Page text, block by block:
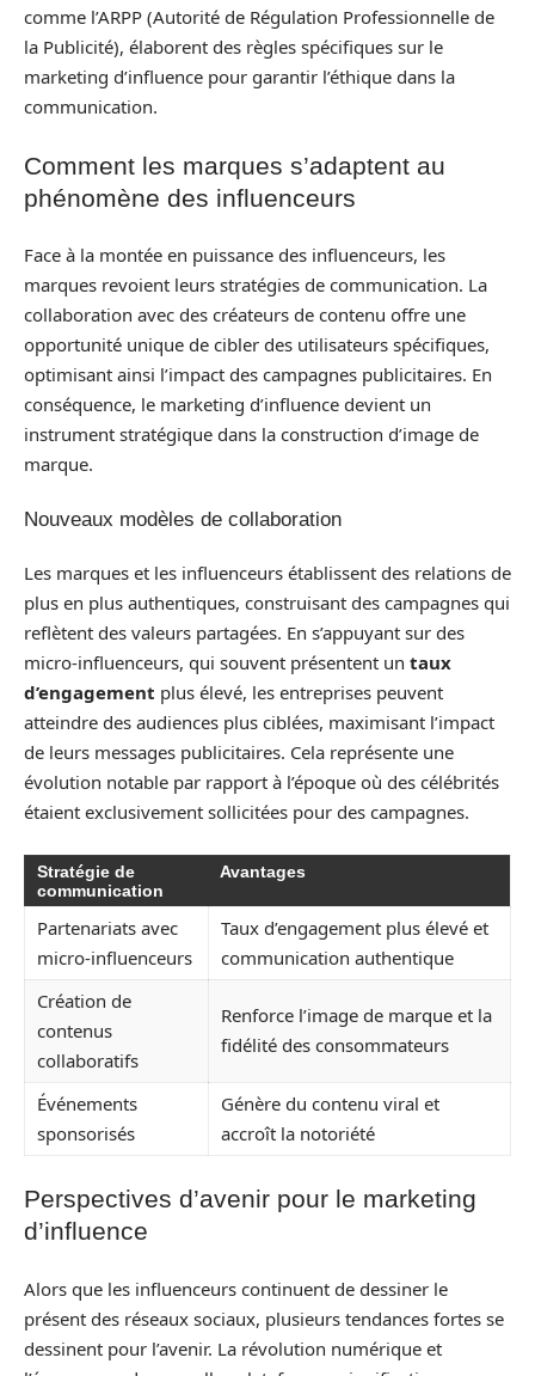
comme l’ARPP (Autorité de Régulation Professionnelle de
la Publicité), élaborent des règles spécifiques sur le
marketing d’influence pour garantir l’éthique dans la
communication.
Comment les marques s’adaptent au
phénomène des influenceurs
Face à la montée en puissance des influenceurs, les
marques revoient leurs stratégies de communication. La
collaboration avec des créateurs de contenu offre une
opportunité unique de cibler des utilisateurs spécifiques,
optimisant ainsi l’impact des campagnes publicitaires. En
conséquence, le marketing d’influence devient un
instrument stratégique dans la construction d’image de
marque.
Nouveaux modèles de collaboration
Les marques et les influenceurs établissent des relations de
plus en plus authentiques, construisant des campagnes qui
reflètent des valeurs partagées. En s’appuyant sur des
micro-influenceurs, qui souvent présentent un taux
d’engagement plus élevé, les entreprises peuvent
atteindre des audiences plus ciblées, maximisant l’impact
de leurs messages publicitaires. Cela représente une
évolution notable par rapport à l’époque où des célébrités
étaient exclusivement sollicitées pour des campagnes.
Stratégie de
communication
Avantages
Partenariats avec
micro-influenceurs
Taux d’engagement plus élevé et
communication authentique
Création de
contenus
collaboratifs
Renforce l’image de marque et la
fidélité des consommateurs
Événements
sponsorisés
Génère du contenu viral et
accroît la notoriété
Perspectives d’avenir pour le marketing
d’influence
Alors que les influenceurs continuent de dessiner le
présent des réseaux sociaux, plusieurs tendances fortes se
dessinent pour l’avenir. La révolution numérique et